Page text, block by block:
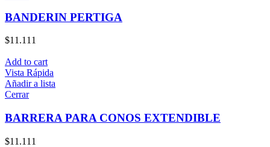
BANDERIN PERTIGA
$11.111
Add to cart
Vista Rápida
Añadir a lista
Cerrar
BARRERA PARA CONOS EXTENDIBLE
$11.111